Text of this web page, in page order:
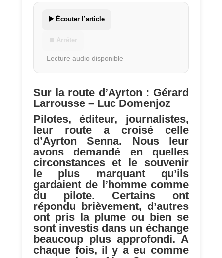
▶️ Écouter l’article
⏹ Arrêter
Lecture audio disponible
Sur la route d’Ayrton : Gérard
Larrousse – Luc Domenjoz
Pilotes, éditeur, journalistes,
leur route a croisé celle
d’Ayrton Senna. Nous leur
avons demandé en quelles
circonstances et le souvenir
le plus marquant qu’ils
gardaient de l’homme comme
du pilote. Certains ont
répondu brièvement, d’autres
ont pris la plume ou bien se
sont investis dans un échange
beaucoup plus approfondi. A
chaque fois, il y a eu comme